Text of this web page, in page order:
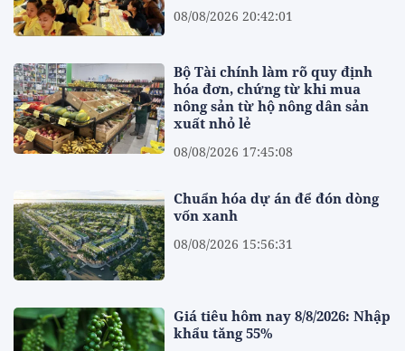
08/08/2026 20:42:01
Bộ Tài chính làm rõ quy định
hóa đơn, chứng từ khi mua
nông sản từ hộ nông dân sản
xuất nhỏ lẻ
08/08/2026 17:45:08
Chuẩn hóa dự án để đón dòng
vốn xanh
08/08/2026 15:56:31
Giá tiêu hôm nay 8/8/2026: Nhập
khẩu tăng 55%